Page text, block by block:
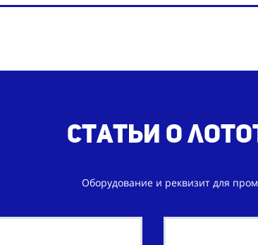
Статьи о
Оборудование и реквизит для